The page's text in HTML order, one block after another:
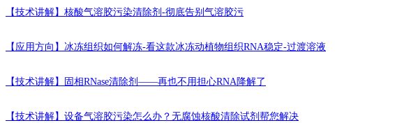
【技术讲解】 核酸气溶胶污染清除剂-彻底告别气溶胶污
【应用方向】 冰冻组织如何解冻-看这款冰冻动植物组织RNA稳定-过渡溶液
【技术讲解】 固相RNase清除剂——再也不用担心RNA降解了
【技术讲解】 设备气溶胶污染怎么办？无腐蚀核酸清除试剂帮您解决